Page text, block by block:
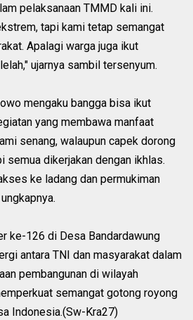
pelaksanaan TMMD kali ini.
tapi kami tetap semangat
Apalagi warga juga ikut
ujarnya sambil tersenyum.
mengaku bangga bisa ikut
yang membawa manfaat
senang, walaupun capek dorong
semua dikerjakan dengan ikhlas.
ke ladang dan permukiman
ke-126 di Desa Bandardawung
antara TNI dan masyarakat dalam
pembangunan di wilayah
semangat gotong royong
Indonesia.(Sw-Kra27)